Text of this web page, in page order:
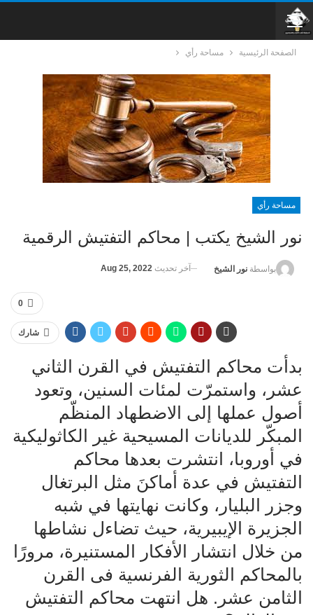
الصفحة الرئيسية مساحة رأي
مساحة رأي
نور الشيخ يكتب | محاكم التفتيش الرقمية
بواسطة نور الشيخ آخر تحديث Aug 25, 2022
0
شارك
بدأت محاكم التفتيش في القرن الثاني
عشر، واستمرّت لمئات السنين، وتعود
أصول عملها إلى الاضطهاد المنظّم
المبكّر للديانات المسيحية غير الكاثوليكية
في أوروبا، انتشرت بعدها محاكم
التفتيش في عدة أماكنَ مثل البرتغال
وجزر البليار، وكانت نهايتها في شبه
الجزيرة الإيبيرية، حيث تضاءل نشاطها
من خلال انتشار الأفكار المستنيرة، مرورًا
بالمحاكم الثورية الفرنسية فى القرن
الثامن عشر. هل انتهت محاكم التفتيش